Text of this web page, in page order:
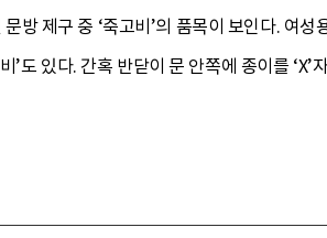
방 제구 중 ‘죽고비’의 품목이 보인다. 여
’도 있다. 간혹 반닫이 문 안쪽에 종이를